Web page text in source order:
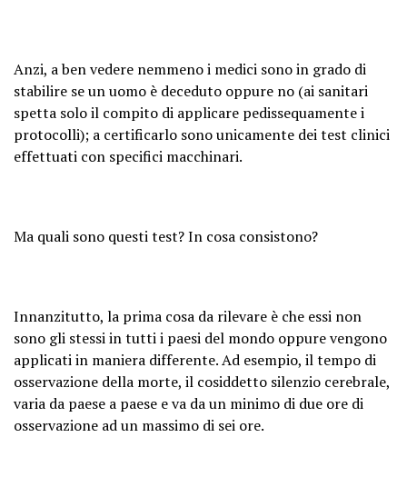
Anzi, a ben vedere nemmeno i medici sono in grado di
stabilire se un uomo è deceduto oppure no (ai sanitari
spetta solo il compito di applicare pedissequamente i
protocolli); a certificarlo sono unicamente dei test clinici
effettuati con specifici macchinari.
Ma quali sono questi test? In cosa consistono?
Innanzitutto, la prima cosa da rilevare è che essi non
sono gli stessi in tutti i paesi del mondo oppure vengono
applicati in maniera differente. Ad esempio, il tempo di
osservazione della morte, il cosiddetto silenzio cerebrale,
varia da paese a paese e va da un minimo di due ore di
osservazione ad un massimo di sei ore.